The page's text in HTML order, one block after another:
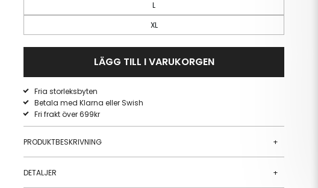
L
XL
LÄGG TILL I VARUKORGEN
Fria storleksbyten
Betala med Klarna eller Swish
Fri frakt över 699kr
PRODUKTBESKRIVNING +
DETALJER +